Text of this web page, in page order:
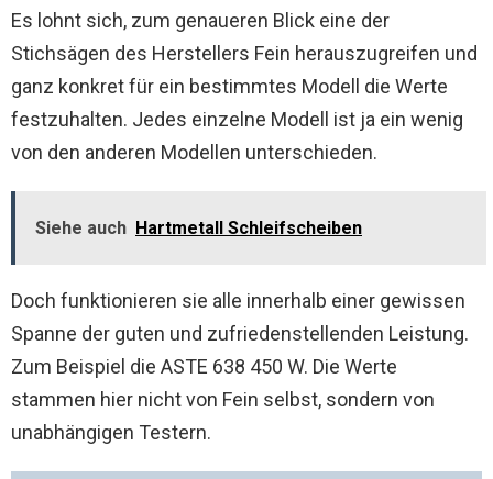
Es lohnt sich, zum genaueren Blick eine der
Stichsägen des Herstellers Fein herauszugreifen und
ganz konkret für ein bestimmtes Modell die Werte
festzuhalten. Jedes einzelne Modell ist ja ein wenig
von den anderen Modellen unterschieden.
Siehe auch Hartmetall Schleifscheiben
Doch funktionieren sie alle innerhalb einer gewissen
Spanne der guten und zufriedenstellenden Leistung.
Zum Beispiel die ASTE 638 450 W. Die Werte
stammen hier nicht von Fein selbst, sondern von
unabhängigen Testern.